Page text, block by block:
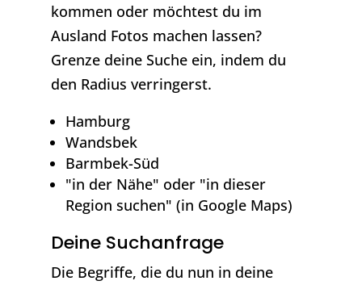
kommen oder möchtest du im
Ausland Fotos machen lassen?
Grenze deine Suche ein, indem du
den Radius verringerst.
Hamburg
Wandsbek
Barmbek-Süd
"in der Nähe" oder "in dieser
Region suchen" (in Google Maps)
Deine Suchanfrage
Die Begriffe, die du nun in deine